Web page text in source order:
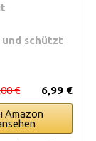
schützt
6,99 €
€
Amazon